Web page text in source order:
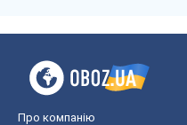
Про компанію